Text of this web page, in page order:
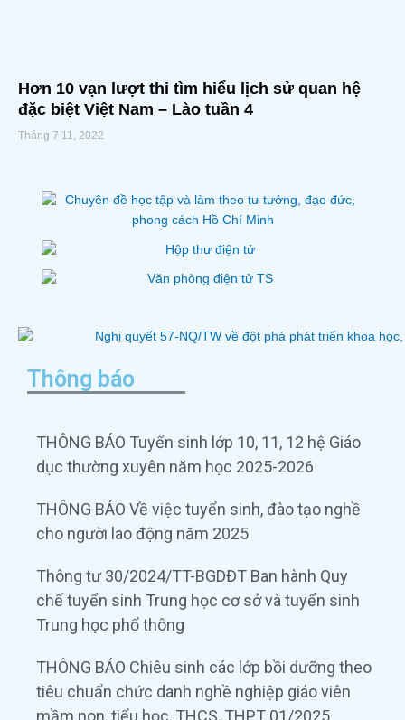
Hơn 10 vạn lượt thi tìm hiểu lịch sử quan hệ
đặc biệt Việt Nam – Lào tuần 4
Tháng 7 11, 2022
Thông báo
THÔNG BÁO Tuyển sinh lớp 10, 11, 12 hệ Giáo
dục thường xuyên năm học 2025-2026
THÔNG BÁO Về việc tuyển sinh, đào tạo nghề
cho người lao động năm 2025
Thông tư 30/2024/TT-BGDĐT Ban hành Quy
chế tuyển sinh Trung học cơ sở và tuyển sinh
Trung học phổ thông
THÔNG BÁO Chiêu sinh các lớp bồi dưỡng theo
tiêu chuẩn chức danh nghề nghiệp giáo viên